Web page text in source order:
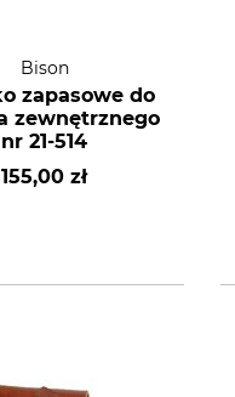
Bison
zapasowe do
zewnętrznego
nr 21-514
155,00 zł